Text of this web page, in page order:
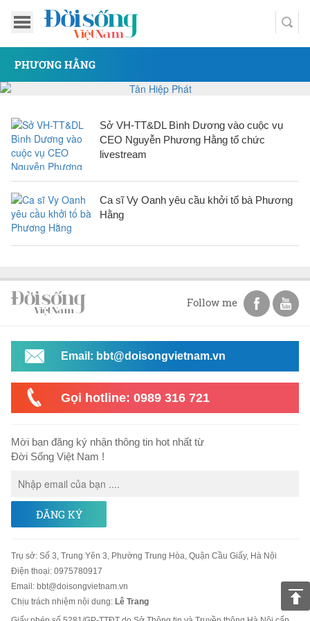
PHƯƠNG HẰNG
Sở VH-TT&DL Bình Dương vào cuộc vụ
CEO Nguyễn Phương Hằng tổ chức
livestream
Ca sĩ Vy Oanh yêu cầu khởi tố bà Phương
Hằng
Follow me
Email: bbt@doisongvietnam.vn
Gọi hotline: 0989 316 721
Mời bạn đăng ký nhận thông tin hot nhất từ
Đời Sống Việt Nam !
ĐĂNG KÝ
Trụ sở: Số 3, Trung Yên 3, Phường Trung Hòa, Quận Cầu Giấy, Hà Nội
Điện thoại: 0975780917
Email : bbt@doisongvietnam.vn
Chịu trách nhiệm nội dung: Lê Trang